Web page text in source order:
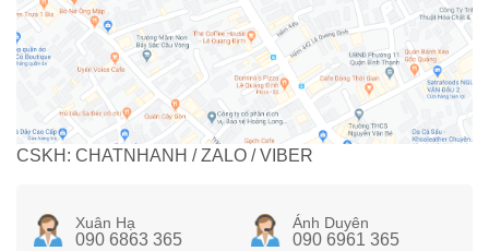
CSKH: CHATNHANH / ZALO / VIBER
Xuân Hạ
090 6863 365
Ánh Duyên
090 6961 365